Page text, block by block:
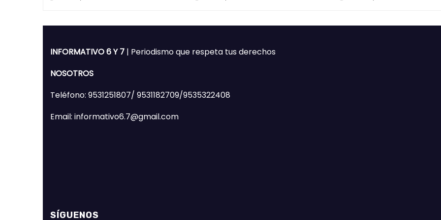
de Huajuapan de León
Mixteca
INFORMATIVO 6 Y 7 | Periodismo que respeta tus derechos
NOSOTROS
Teléfono: 9531251807/ 9531182709/9535322408
Email: informativo6.7@gmail.com
SÍGUENOS